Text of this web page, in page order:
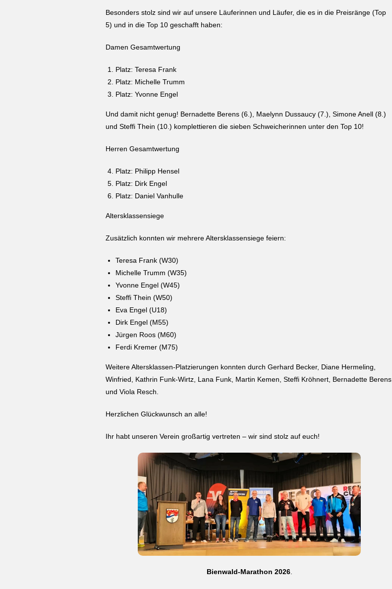
Besonders stolz sind wir auf unsere Läuferinnen und Läufer, die es in die Preisränge (Top
5) und in die Top 10 geschafft haben:
Damen Gesamtwertung
Platz: Teresa Frank
Platz: Michelle Trumm
Platz: Yvonne Engel
Und damit nicht genug! Bernadette Berens (6.), Maelynn Dussaucy (7.), Simone Anell (8.)
und Steffi Thein (10.) komplettieren die sieben Schweicherinnen unter den Top 10!
Herren Gesamtwertung
Platz: Philipp Hensel
Platz: Dirk Engel
Platz: Daniel Vanhulle
Altersklassensiege
Zusätzlich konnten wir mehrere Altersklassensiege feiern:
Teresa Frank (W30)
Michelle Trumm (W35)
Yvonne Engel (W45)
Steffi Thein (W50)
Eva Engel (U18)
Dirk Engel (M55)
Jürgen Roos (M60)
Ferdi Kremer (M75)
Weitere Altersklassen-Platzierungen konnten durch Gerhard Becker, Diane Hermeling,
Winfried, Kathrin Funk-Wirtz, Lana Funk, Martin Kemen, Steffi Kröhnert, Bernadette Berens
und Viola Resch.
Herzlichen Glückwunsch an alle!
Ihr habt unseren Verein großartig vertreten – wir sind stolz auf euch!
Bienwald-Marathon 2026.